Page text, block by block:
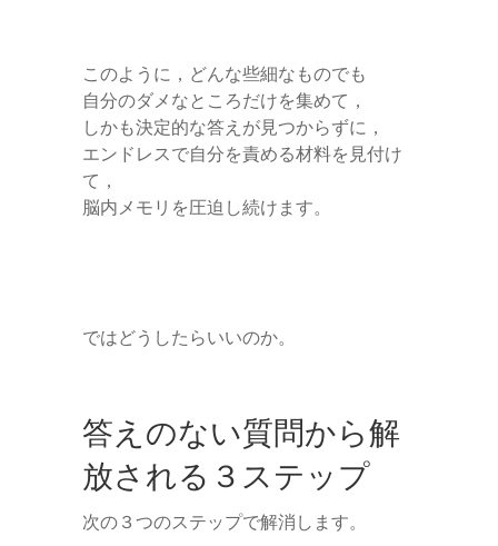
このように，どんな些細なものでも
自分のダメなところだけを集めて，
しかも決定的な答えが見つからずに，
エンドレスで自分を責める材料を見付け
て，
脳内メモリを圧迫し続けます。
ではどうしたらいいのか。
答えのない質問から解
放される３ステップ
次の３つのステップで解消します。